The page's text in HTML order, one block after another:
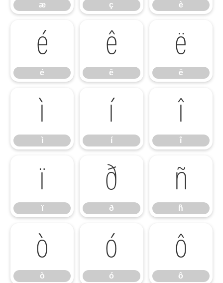
æ ç è
é
é
ê
ê
ë
ë
ì
ì
í
í
î
î
ï
ï
ð
ð
ñ
ñ
ò
ò
ó
ó
ô
ô